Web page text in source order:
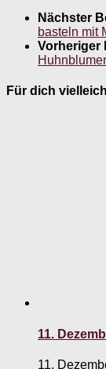
Nächster
basteln mit
Vorheriger
Für dich
11.
11.